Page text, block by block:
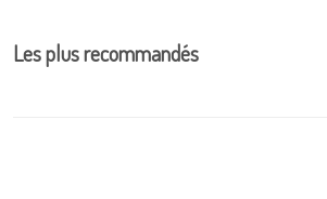
Les plus recommandés